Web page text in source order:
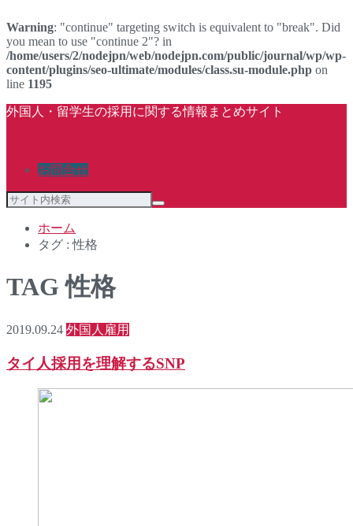
Warning: "continue" targeting switch is equivalent to "break". Did
you mean to use "continue 2"? in
/home/users/2/nodejpn/web/nodejpn.com/public/journal/wp/wp-
content/plugins/seo-ultimate/modules/class.su-module.php on
line 1195
外国人・留学生の採用に関する情報まとめサイト
お問合せ
ホーム
タグ : 性格
TAG 性格
2019.09.24 外国人雇用
タイ人採用を理解するSNP